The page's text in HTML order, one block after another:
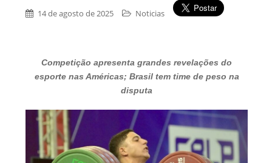
14 de agosto de 2025 Noticias
Competição apresenta grandes revelações do
esporte nas Américas; Brasil tem time de peso na
disputa